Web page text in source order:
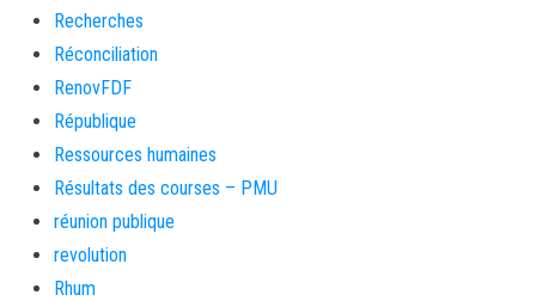
Recherches
Réconciliation
RenovFDF
République
Ressources humaines
Résultats des courses – PMU
réunion publique
revolution
Rhum